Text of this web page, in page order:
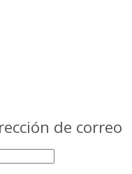
de correo